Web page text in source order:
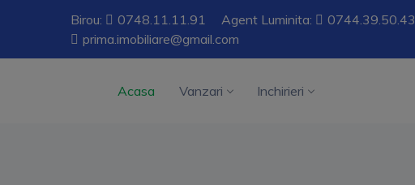
Birou: 0748.11.11.91 Agent Luminita: 0744.39.50.43
prima.imobiliare@gmail.com
Acasa Vanzari Inchirieri